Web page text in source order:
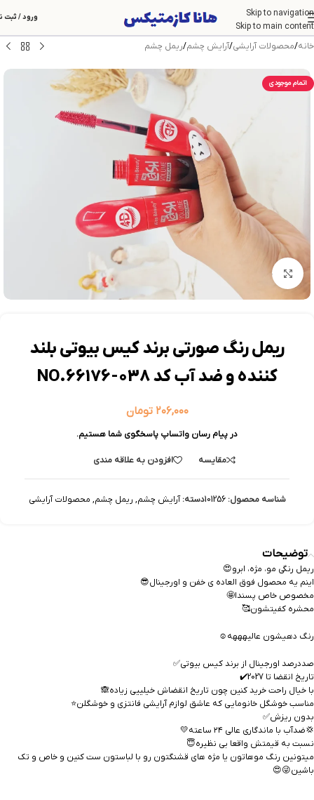
Skip to navigation
Skip to main content
ورود / ثبت
خانه/محصولات آرایشی/آرایش چشم/ریمل چشم
اتمام موجودی
بزرگنمایی تصویر
ریمل رنگ صورتی برند کیس بیوتی بلند
کننده و ضد آب کد NO.66176-038
۲۰۶,۰۰۰ تومان
در پیام رسان واتساپ پاسخگوی شما هستیم.
مقایسه افزودن به علاقه مندی
شناسه محصول:101256دسته: آرایش چشم, ریمل چشم, محصولات آرایشی
توضیحات
ریمل رنگی مو، مژه، ابرو😍
اینم یه محصول فوق العاده ی خفن و اورجینال😎
مخصوص خاص پسندا🤩
محشره کفیتشون🥰
رنگ دهیشون عالیهههه☺️
صددرصد اورجینال از برند کیس بیوتی✅
تاریخ انقضا تا 2027✔️
با خیال راحت خرید کنین چون تاریخ انقضاش خیلییی زیاده🙈
مناسب خوشگل خانومایی که عاشق لوازم آرایشی فانتزی و خوشگلن⭐️
بدون ریزش✅
💢ضدآب با ماندگاری عالی ۲۴ ساعته💛
نسبت به قیمتش واقعا بی نظیره😇
میتونین رنگ موهاتون یا مژه های قشنگتون رو با لباستون ست کنین و خاص و تک
باشین😜😍